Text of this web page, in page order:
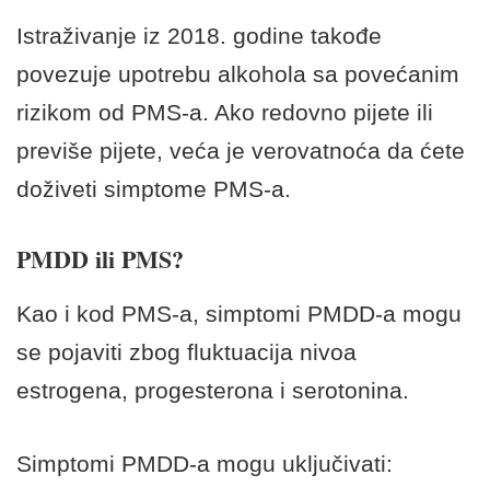
Istraživanje iz 2018. godine takođe
povezuje upotrebu alkohola sa povećanim
rizikom od PMS-a. Ako redovno pijete ili
previše pijete, veća je verovatnoća da ćete
doživeti simptome PMS-a.
PMDD ili PMS?
Kao i kod PMS-a, simptomi PMDD-a mogu
se pojaviti zbog fluktuacija nivoa
estrogena, progesterona i serotonina.
Simptomi PMDD-a mogu uključivati: